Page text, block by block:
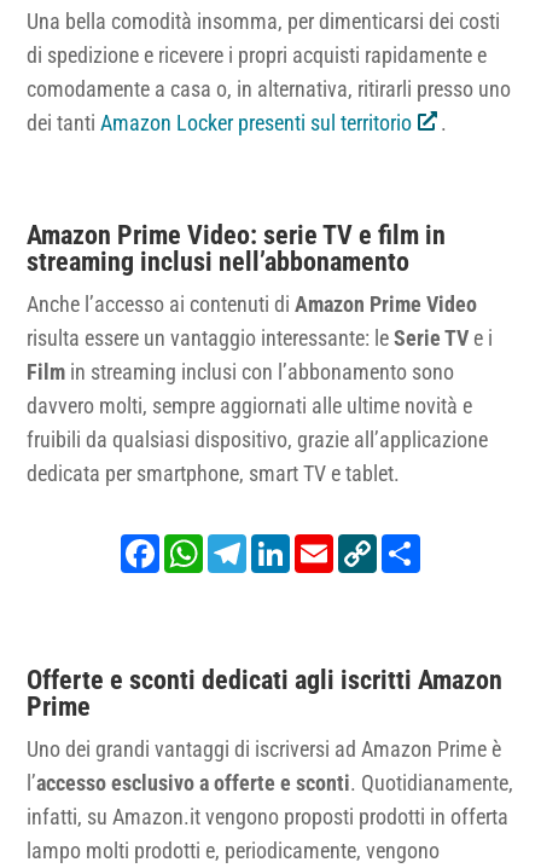
Una bella comodità insomma, per dimenticarsi dei costi
di spedizione e ricevere i propri acquisti rapidamente e
comodamente a casa o, in alternativa, ritirarli presso uno
dei tantiAmazon Locker presenti sul territorio .
Amazon Prime Video: serie TV e film in
streaming inclusi nell’abbonamento
Anche l’accesso ai contenuti diAmazon Prime Video
risulta essere un vantaggio interessante: leSerie TV e i
Film in streaming inclusi con l’abbonamento sono
davvero molti, sempre aggiornati alle ultime novità e
fruibili da qualsiasi dispositivo, grazie all’applicazione
dedicata per smartphone, smart TV e tablet.
FacebookWhatsAppTelegramLinkedIn
EmailCopy
Link
Offerte e sconti dedicati agli iscritti Amazon
Prime
Uno dei grandi vantaggi di iscriversi ad Amazon Prime è
l’accesso esclusivo a offerte e sconti. Quotidianamente,
infatti, su Amazon.it vengono proposti prodotti in offerta
lampo molti prodotti e, periodicamente, vengono